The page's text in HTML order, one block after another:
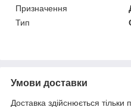
Призначення
Тип
Умови доставки
Доставка здійснюється тільки